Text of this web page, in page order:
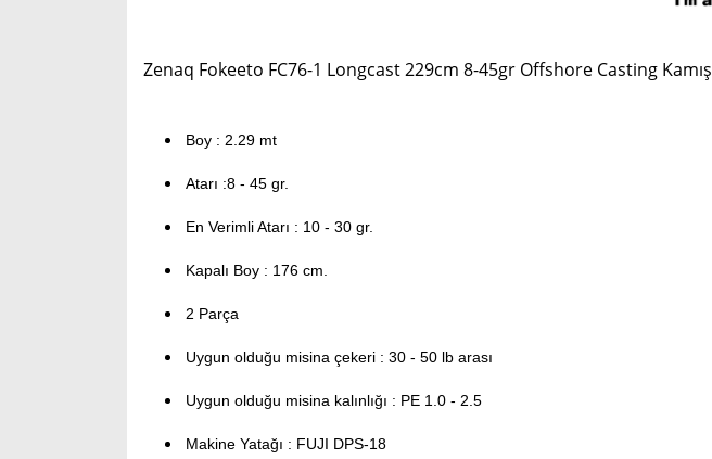
Zenaq Fokeeto FC76-1 Longcast 229cm 8-45gr Offshore Casting Kamış
Boy : 2.29 mt
Atarı :8 - 45 gr.
En Verimli Atarı : 10 - 30 gr.
Kapalı Boy : 176 cm.
2 Parça
Uygun olduğu misina çekeri : 30 - 50 lb arası
Uygun olduğu misina kalınlığı : PE 1.0 - 2.5
Makine Yatağı : FUJI DPS-18